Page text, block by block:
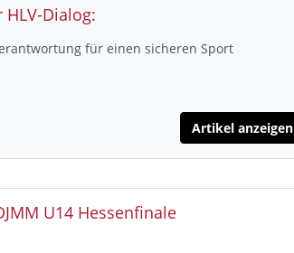
Dialog:
für einen sicheren Sport
Artikel anzeigen
U14 Hessenfinale